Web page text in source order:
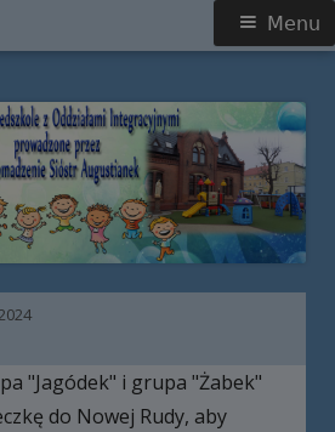
z Oddziałami
prowadzone przez
Sióstr Augustianek
Menu
"Jagódek" i grupa "Żabek"
do Nowej Rudy, aby